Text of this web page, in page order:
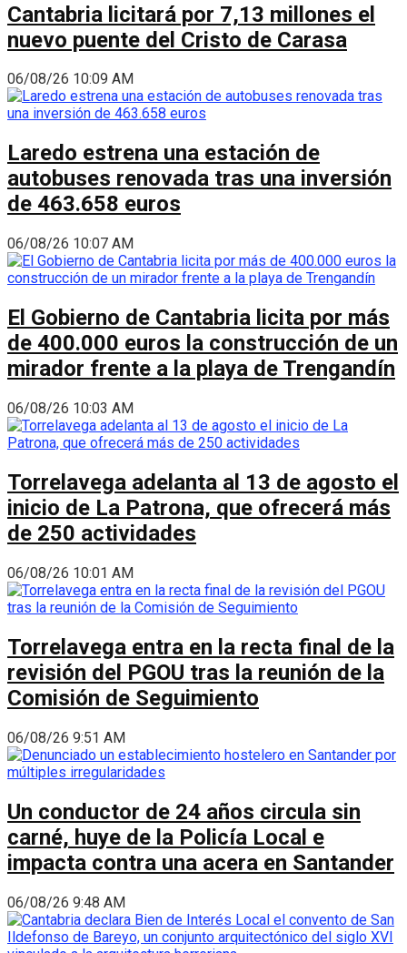
Cantabria licitará por 7,13 millones el
nuevo puente del Cristo de Carasa
06/08/26 10:09 AM
Laredo estrena una estación de
autobuses renovada tras una inversión
de 463.658 euros
06/08/26 10:07 AM
El Gobierno de Cantabria licita por más
de 400.000 euros la construcción de un
mirador frente a la playa de Trengandín
06/08/26 10:03 AM
Torrelavega adelanta al 13 de agosto el
inicio de La Patrona, que ofrecerá más
de 250 actividades
06/08/26 10:01 AM
Torrelavega entra en la recta final de la
revisión del PGOU tras la reunión de la
Comisión de Seguimiento
06/08/26 9:51 AM
Un conductor de 24 años circula sin
carné, huye de la Policía Local e
impacta contra una acera en Santander
06/08/26 9:48 AM